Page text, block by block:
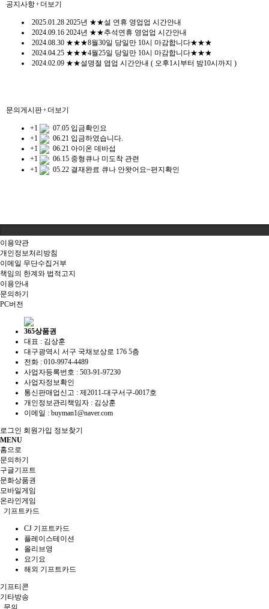
권,스타벅스금액권,
모기몰스타벅스
공지사항+ 더보기
2025.01.28 2025년 ★★설 연휴 영업업 시간안내
2024.09.16 2024년 ★★추석연휴 영업업 시간안내
2024.08.30 ★★★8월30일 당일만 10시 마감합니다★★★
2024.04.25 ★★★4월25일 당일만 10시 마감합니다★★★
2024.02.09 ★★설명절 엽업 시간안내 ( 오후1시부터 밤10시까지 )
문의게시판+ 더보기
+1 07.05 입금확인요
+1
06.21 입금하였습니다.
+1
06.21 아이온 데바섭
+1
06.15 중형큐나 미도착 관련
+1
05.22 결재완료 큐나 안왓어요~편지확인
이용약관
개인정보처리방침
이메일 무단수집거부
책임의 한계와 법적고지
이용안내
문의하기
PC버전
365상품권
대표 : 김상훈
대구광역시 서구 국채보상로 176 5층
전화 : 010-9974-4489
사업자등록번호 : 503-91-97230
사업자정보확인
통신판매업신고 : 제2011-대구서구-0017호
개인정보관리책임자 : 김상훈
이메일 : buyman1@naver.com
로그인 회원가입 정보찾기
MENU
홈으로
문의하기
구글기프트
문화상품권
모바일게임
온라인게임
기프트카드
CJ 기프트카드
플레이스테이션
올리브영
요기요
해외 기프트카드
기프티콘
기타방송
문의